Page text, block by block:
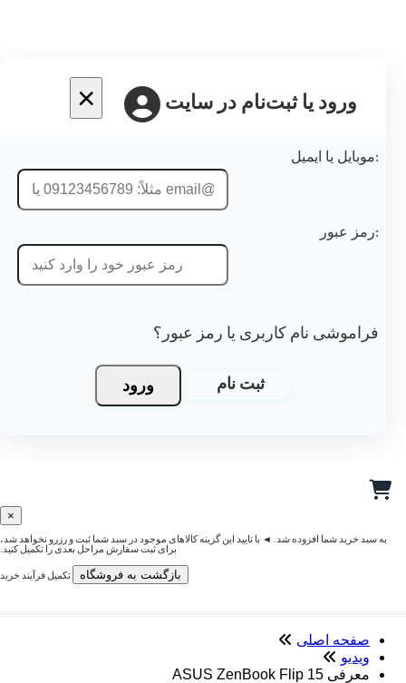
× ورود یا ثبت‌نام در سایت
موبایل یا ایمیل:
رمز عبور:
فراموشی نام کاربری یا رمز عبور؟
ورود ثبت نام
×
به سبد خرید شما افزوده شد. ◄ با تایید این گزینه کالاهای موجود در سبد شما ثبت و رزرو نخواهد شد،
برای ثبت سفارش مراحل بعدی را تکمیل کنید.
بازگشت به فروشگاه تکمیل فرآیند خرید
صفحه اصلی
ویدیو
معرفی ASUS ZenBook Flip 15